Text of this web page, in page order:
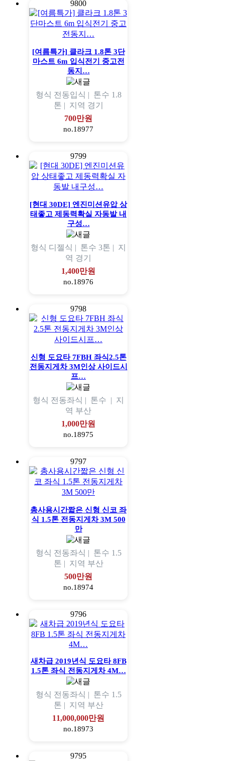
9800
[여름특가] 클라크 1.8톤 3단
마스트 6m 입식전기 중고전
동지…
형식 전동입식 | 톤수 1.8
톤 | 지역 경기
700만원
no.18977
9799
[현대 30DE] 엔진미션유압 상
태좋고 제동력확실 자동발 내
구성…
형식 디젤식 | 톤수 3톤 | 지
역 경기
1,400만원
no.18976
9798
신형 도요타 7FBH 좌식2.5톤
전동지게차 3M인상 사이드시
프…
형식 전동좌식 | 톤수 | 지
역 부산
1,000만원
no.18975
9797
총사용시간짧은 신형 신코 좌
식 1.5톤 전동지게차 3M 500
만
형식 전동좌식 | 톤수 1.5
톤 | 지역 부산
500만원
no.18974
9796
새차급 2019년식 도요타 8FB
1.5톤 좌식 전동지게차 4M…
형식 전동좌식 | 톤수 1.5
톤 | 지역 부산
11,000,000만원
no.18973
9795